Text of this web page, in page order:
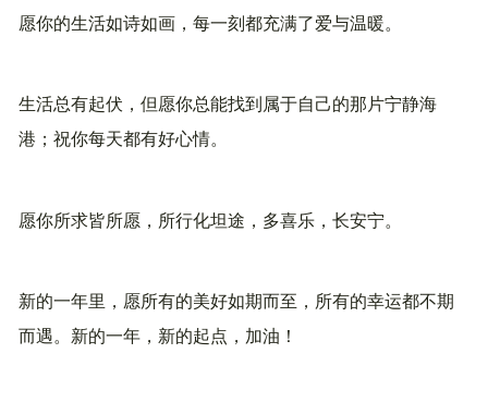
愿你的生活如诗如画，每一刻都充满了爱与温暖。
生活总有起伏，但愿你总能找到属于自己的那片宁静海
港；祝你每天都有好心情。
愿你所求皆所愿，所行化坦途，多喜乐，长安宁。
新的一年里，愿所有的美好如期而至，所有的幸运都不期
而遇。新的一年，新的起点，加油！